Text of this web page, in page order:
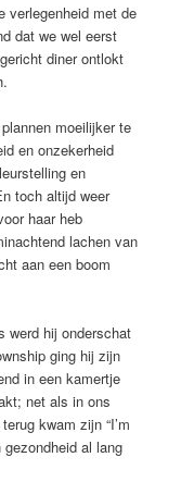
verlegenheid met de
dat we wel eerst
diner ontlokt
moeilijker te
en onzekerheid
en
toch altijd weer
haar heb
lachen van
aan een boom
werd hij onderschat
ging hij zijn
in een kamertje
net als in ons
kwam zijn “I’m
al lang